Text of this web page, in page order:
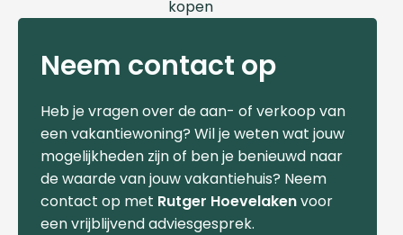
Neem contact op
Heb je vragen over de aan- of verkoop van
een vakantiewoning? Wil je weten wat jouw
mogelijkheden zijn of ben je benieuwd naar
de waarde van jouw vakantiehuis? Neem
contact op met Rutger Hoevelakenvoor
een vrijblijvend adviesgesprek.